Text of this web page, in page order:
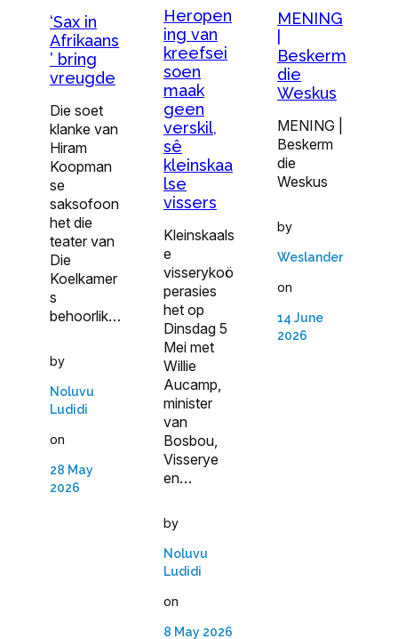
‘Sax in
Afrikaans
’ bring
vreugde
Die soet
klanke van
Hiram
Koopman
se
saksofoon
het die
teater van
Die
Koelkamer
s
behoorlik…
by
Noluvu
Ludidi
on
28 May
2026
Heropen
ing van
kreefsei
soen
maak
geen
verskil,
sê
kleinskaa
lse
vissers
Kleinskaals
e
visserykoö
perasies
het op
Dinsdag 5
Mei met
Willie
Aucamp,
minister
van
Bosbou,
Visserye
en…
by
Noluvu
Ludidi
on
8 May 2026
MENING
Beskerm
die
Weskus
MENING |
Beskerm
die
Weskus
by
Weslander
on
14 June
2026